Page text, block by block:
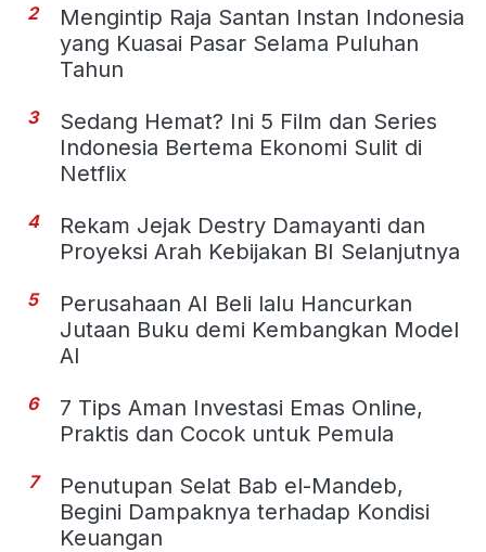
2
Mengintip Raja Santan Instan Indonesia
yang Kuasai Pasar Selama Puluhan
Tahun
3
Sedang Hemat? Ini 5 Film dan Series
Indonesia Bertema Ekonomi Sulit di
Netflix
4
Rekam Jejak Destry Damayanti dan
Proyeksi Arah Kebijakan BI Selanjutnya
5
Perusahaan AI Beli lalu Hancurkan
Jutaan Buku demi Kembangkan Model
AI
6
7 Tips Aman Investasi Emas Online,
Praktis dan Cocok untuk Pemula
7
Penutupan Selat Bab el-Mandeb,
Begini Dampaknya terhadap Kondisi
Keuangan